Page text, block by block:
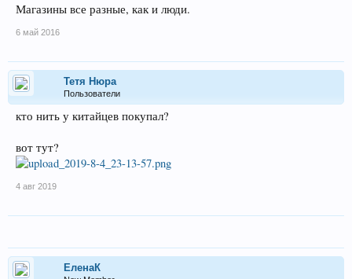
Магазины все разные, как и люди.
6 май 2016
Тетя Нюра
Пользователи
кто нить у китайцев покупал?
вот тут?
4 авг 2019
ЕленаК